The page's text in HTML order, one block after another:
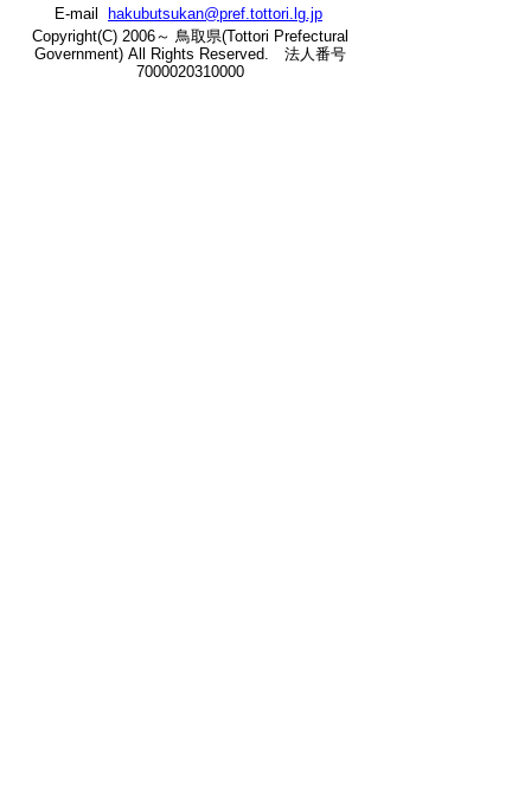
の
E-mail
hakubutsukan@pref.tottori.lg.jp
Copyright(C) 2006～ 鳥取県(Tottori Prefectural
Government) All Rights Reserved. 法人番号
7000020310000